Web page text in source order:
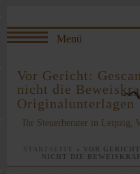
Vor Gericht:
nicht die
Originalunterlagen
Ihr Steuerberater in Leipzig,
»
VOR
NICHT DIE